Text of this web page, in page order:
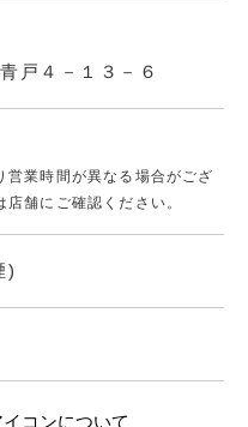
戸４－１３－６
業時間が異なる場合がござ
店舗にご確認ください。
)
イコンについて